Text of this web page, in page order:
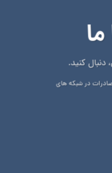
دنبال کنید.
در شبکه های